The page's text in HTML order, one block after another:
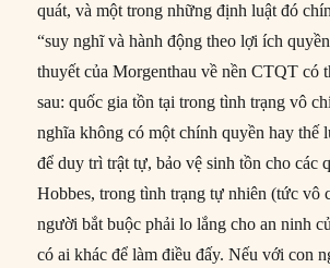
quát, và một trong những định luật đó
“suy nghĩ và hành động theo lợi ích
thuyết của Morgenthau về nền CTQT có
sau: quốc gia tồn tại trong tình trạng vô
nghĩa không có một chính quyền hay thế
để duy trì trật tự, bảo vệ sinh tồn cho các
Hobbes, trong tình trạng tự nhiên (tức vô
người bắt buộc phải lo lắng cho an ninh
có ai khác để làm điều đấy. Nếu với con